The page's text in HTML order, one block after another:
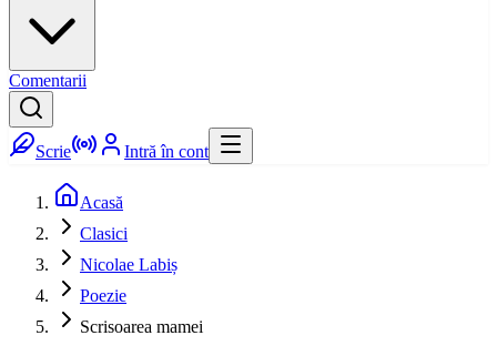
Comentarii
Scrie Intră în cont
Acasă
Clasici
Nicolae Labiș
Poezie
Scrisoarea mamei